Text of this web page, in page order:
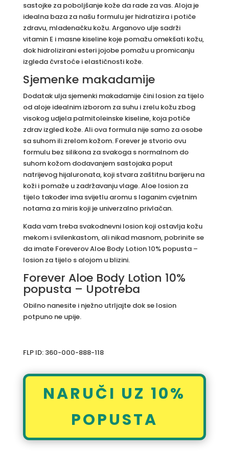
sastojke za poboljšanje kože da rade za vas. Aloja je
idealna baza za našu formulu jer hidratizira i potiče
zdravu, mladenačku kožu. Arganovo ulje sadrži
vitamin E i masne kiseline koje pomažu omekšati kožu,
dok hidrolizirani esteri jojobe pomažu u promicanju
izgleda čvrstoće i elastičnosti kože.
Sjemenke makadamije
Dodatak ulja sjemenki makadamije čini losion za tijelo
od aloje idealnim izborom za suhu i zrelu kožu zbog
visokog udjela palmitoleinske kiseline, koja potiče
zdrav izgled kože. Ali ova formula nije samo za osobe
sa suhom ili zrelom kožom. Forever je stvorio ovu
formulu bez silikona za svakoga s normalnom do
suhom kožom dodavanjem sastojaka poput
natrijevog hijaluronata, koji stvara zaštitnu barijeru na
koži i pomaže u zadržavanju vlage. Aloe losion za
tijelo također ima svijetlu aromu s laganim cvjetnim
notama za miris koji je univerzalno privlačan.
Kada vam treba svakodnevni losion koji ostavlja kožu
mekom i svilenkastom, ali nikad masnom, pobrinite se
da imate Foreverov Aloe Body Lotion 10% popusta –
losion za tijelo s alojom u blizini.
Forever Aloe Body Lotion 10%
popusta – Upotreba
Obilno nanesite i nježno utrljajte dok se losion
potpuno ne upije.
FLP ID: 360-000-888-118
NARUČI UZ 10%
POPUSTA